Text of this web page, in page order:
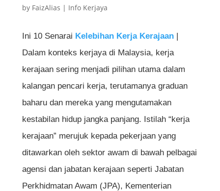
by FaizAlias | Info Kerjaya
Ini 10 Senarai Kelebihan Kerja Kerajaan|
Dalam konteks kerjaya di Malaysia, kerja
kerajaan sering menjadi pilihan utama dalam
kalangan pencari kerja, terutamanya graduan
baharu dan mereka yang mengutamakan
kestabilan hidup jangka panjang. Istilah “kerja
kerajaan” merujuk kepada pekerjaan yang
ditawarkan oleh sektor awam di bawah pelbagai
agensi dan jabatan kerajaan seperti Jabatan
Perkhidmatan Awam (JPA), Kementerian